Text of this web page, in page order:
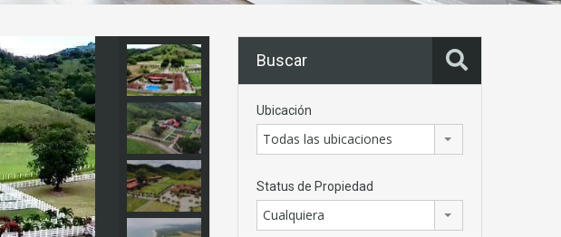
Buscar
Ubicación
Todas las ubicaciones
Status de Propiedad
Cualquiera